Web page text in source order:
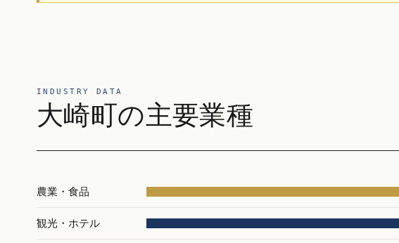
INDUSTRY DATA
大崎町の主要業種
農業・食品
観光・ホテル